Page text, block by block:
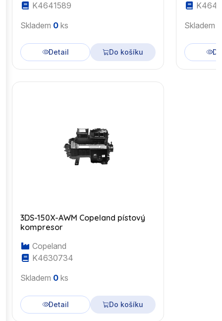
K4641589
Skladem 0 ks
Detail Do košíku
Skladem
3DS-150X-AWM Copeland pístový
kompresor
Copeland
K4630734
Skladem 0 ks
Detail Do košíku